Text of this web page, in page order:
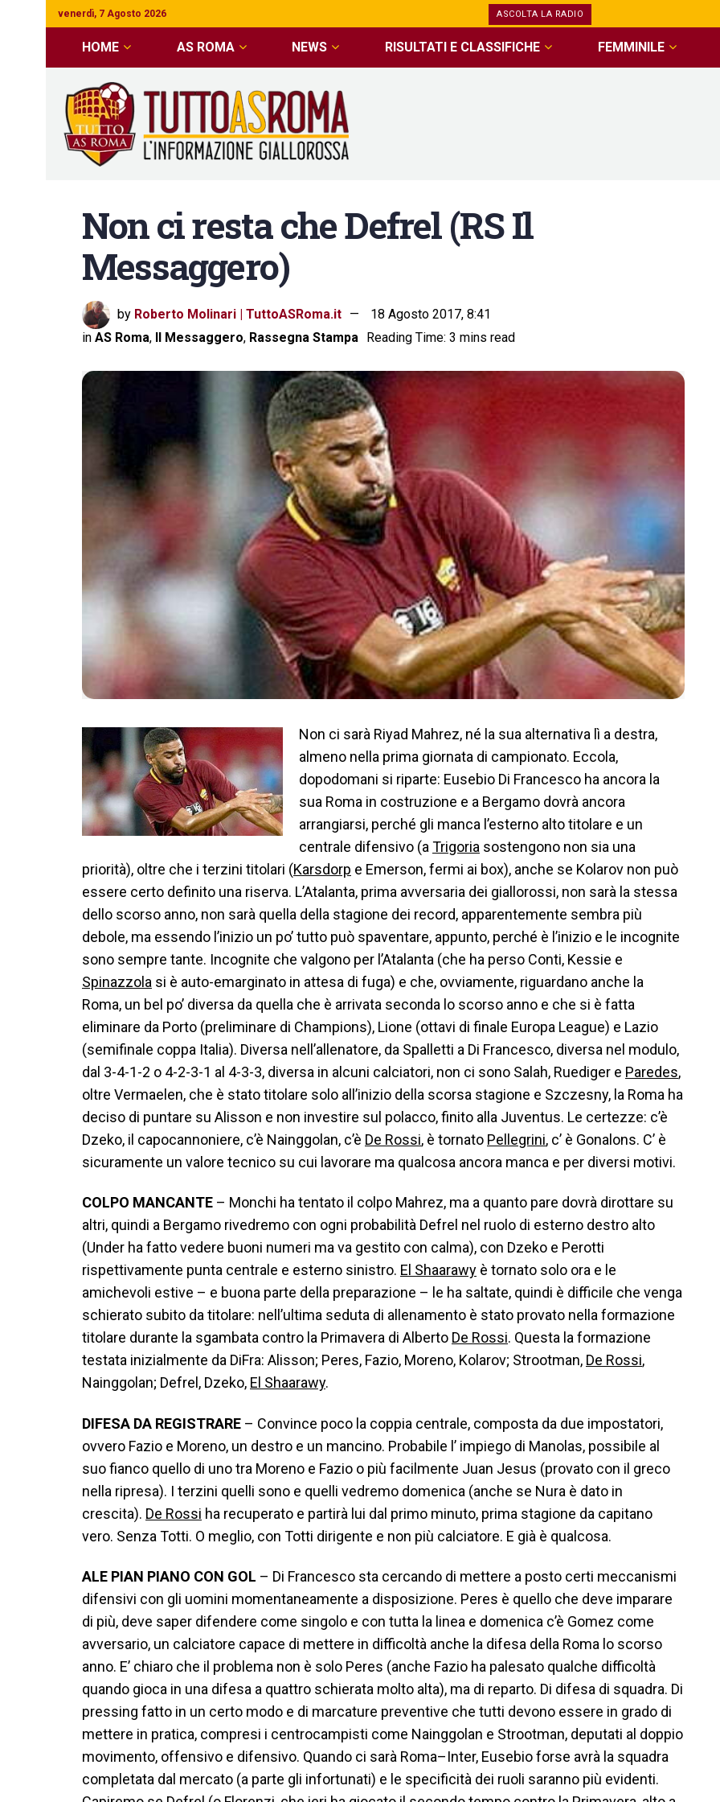
venerdì, 7 Agosto 2026 ASCOLTA LA RADIO
HOME AS ROMA NEWS RISULTATI E CLASSIFICHE FEMMINILE
Non ci resta che Defrel (RS Il
Messaggero)
by Roberto Molinari | TuttoASRoma.it
18 Agosto 2017, 8:41
in AS Roma, Il Messaggero, Rassegna Stampa Reading Time: 3 mins read
Non ci sarà Riyad Mahrez, né la sua alternativa lì a destra,
almeno nella prima giornata di campionato. Eccola,
dopodomani si riparte: Eusebio Di Francesco ha ancora la
sua Roma in costruzione e a Bergamo dovrà ancora
arrangiarsi, perché gli manca l’esterno alto titolare e un
centrale difensivo (a Trigoria sostengono non sia una
priorità), oltre che i terzini titolari (Karsdorp e Emerson, fermi ai box), anche se Kolarov non può
essere certo definito una riserva. L’Atalanta, prima avversaria dei giallorossi, non sarà la stessa
dello scorso anno, non sarà quella della stagione dei record, apparentemente sembra più
debole, ma essendo l’inizio un po’ tutto può spaventare, appunto, perché è l’inizio e le incognite
sono sempre tante. Incognite che valgono per l’Atalanta (che ha perso Conti, Kessie e
Spinazzola si è auto-emarginato in attesa di fuga) e che, ovviamente, riguardano anche la
Roma, un bel po’ diversa da quella che è arrivata seconda lo scorso anno e che si è fatta
eliminare da Porto (preliminare di Champions), Lione (ottavi di finale Europa League) e Lazio
(semifinale coppa Italia). Diversa nell’allenatore, da Spalletti a Di Francesco, diversa nel modulo,
dal 3-4-1-2 o 4-2-3-1 al 4-3-3, diversa in alcuni calciatori, non ci sono Salah, Ruediger e Paredes,
oltre Vermaelen, che è stato titolare solo all’inizio della scorsa stagione e Szczesny, la Roma ha
deciso di puntare su Alisson e non investire sul polacco, finito alla Juventus. Le certezze: c’è
Dzeko, il capocannoniere, c’è Nainggolan, c’è De Rossi, è tornato Pellegrini, c’ è Gonalons. C’ è
sicuramente un valore tecnico su cui lavorare ma qualcosa ancora manca e per diversi motivi.
COLPO MANCANTE – Monchi ha tentato il colpo Mahrez, ma a quanto pare dovrà dirottare su
altri, quindi a Bergamo rivedremo con ogni probabilità Defrel nel ruolo di esterno destro alto
(Under ha fatto vedere buoni numeri ma va gestito con calma), con Dzeko e Perotti
rispettivamente punta centrale e esterno sinistro. El Shaarawy è tornato solo ora e le
amichevoli estive – e buona parte della preparazione – le ha saltate, quindi è difficile che venga
schierato subito da titolare: nell’ultima seduta di allenamento è stato provato nella formazione
titolare durante la sgambata contro la Primavera di Alberto De Rossi. Questa la formazione
testata inizialmente da DiFra: Alisson; Peres, Fazio, Moreno, Kolarov; Strootman, De Rossi,
Nainggolan; Defrel, Dzeko, El Shaarawy.
DIFESA DA REGISTRARE – Convince poco la coppia centrale, composta da due impostatori,
ovvero Fazio e Moreno, un destro e un mancino. Probabile l’ impiego di Manolas, possibile al
suo fianco quello di uno tra Moreno e Fazio o più facilmente Juan Jesus (provato con il greco
nella ripresa). I terzini quelli sono e quelli vedremo domenica (anche se Nura è dato in
crescita). De Rossi ha recuperato e partirà lui dal primo minuto, prima stagione da capitano
vero. Senza Totti. O meglio, con Totti dirigente e non più calciatore. E già è qualcosa.
ALE PIAN PIANO CON GOL – Di Francesco sta cercando di mettere a posto certi meccanismi
difensivi con gli uomini momentaneamente a disposizione. Peres è quello che deve imparare
di più, deve saper difendere come singolo e con tutta la linea e domenica c’è Gomez come
avversario, un calciatore capace di mettere in difficoltà anche la difesa della Roma lo scorso
anno. E’ chiaro che il problema non è solo Peres (anche Fazio ha palesato qualche difficoltà
quando gioca in una difesa a quattro schierata molto alta), ma di reparto. Di difesa di squadra. Di
pressing fatto in un certo modo e di marcature preventive che tutti devono essere in grado di
mettere in pratica, compresi i centrocampisti come Nainggolan e Strootman, deputati al doppio
movimento, offensivo e difensivo. Quando ci sarà Roma–Inter, Eusebio forse avrà la squadra
completata dal mercato (a parte gli infortunati) e le specificità dei ruoli saranno più evidenti.